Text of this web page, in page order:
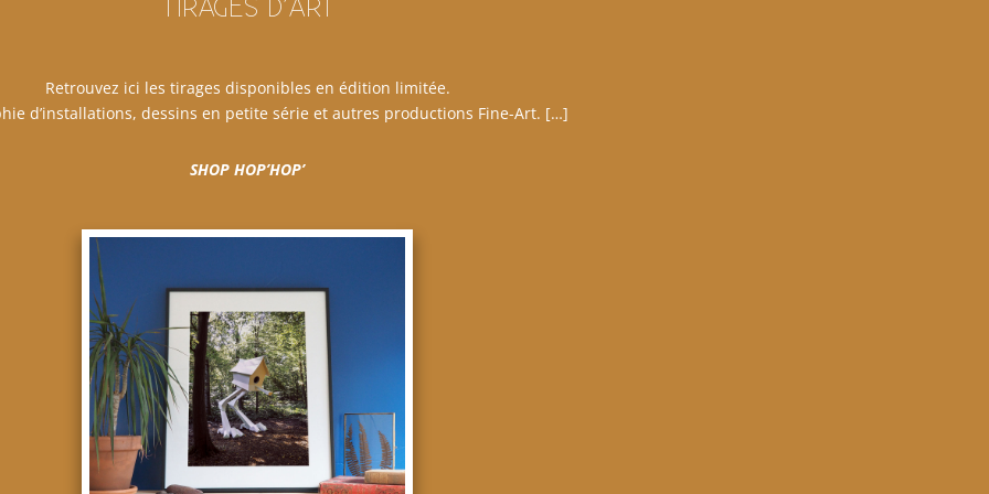
TIRAGES D’ART
Retrouvez ici les tirages disponibles en édition limitée.
d’installations, dessins en petite série et autres productions Fine-Art. […]
SHOP HOP’HOP’